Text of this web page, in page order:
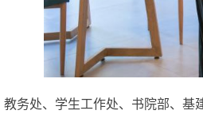
教务处、学生工作处、书院部、基